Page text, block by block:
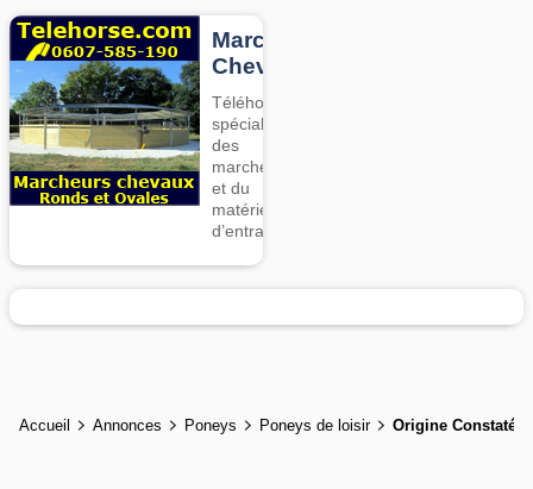
Marcheurs
Chevaux
Téléhorse,
spécialiste
des
marcheurs
et du
matériel
d’entrainement
Accueil Annonces Poneys Poneys de loisir Origine Constatée